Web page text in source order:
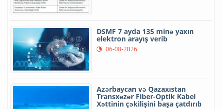
DSMF 7 ayda 135 minə yaxın
elektron arayış verib
06-08-2026
Azərbaycan və Qazaxıstan
Transxəzər Fiber-Optik Kabel
Xəttinin çəkilişini başa çatdırıb